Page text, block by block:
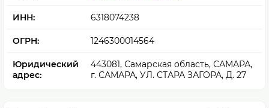
ИНН: 6318074238
ОГРН: 1246300014564
Юридический
адрес:
443081, Самарская область, САМАРА,
г. САМАРА, УЛ. СТАРА ЗАГОРА, Д. 27